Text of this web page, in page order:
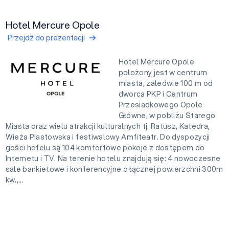
Hotel Mercure Opole
Przejdź do prezentacji
Hotel Mercure Opole
położony jest w centrum
miasta, zaledwie 100 m od
dworca PKP i Centrum
Przesiadkowego Opole
Główne, w pobliżu Starego
Miasta oraz wielu atrakcji kulturalnych tj. Ratusz, Katedra,
Wieża Piastowska i festiwalowy Amfiteatr. Do dyspozycji
gości hotelu są 104 komfortowe pokoje z dostępem do
Internetu i TV. Na terenie hotelu znajdują się: 4 nowoczesne
sale bankietowe i konferencyjne o łącznej powierzchni 300m
kw.,...